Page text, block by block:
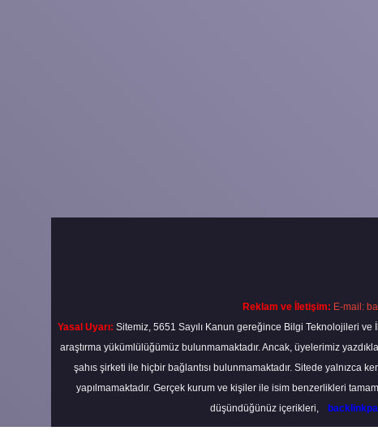
Reklam ve İletişim: E-mail:
Yasal Uyarı: Sitemiz, 5651 Sayılı Kanun gereğince Bilgi Teknolojileri
araştırma yükümlülüğümüz bulunmamaktadır. Ancak, üyelerimiz
şahıs şirketi ile hiçbir bağlantısı bulunmamaktadır. Sitede yalnızca
yapılmamaktadır. Gerçek kurum ve kişiler ile isim benzerlikleri
düşündüğünüz içerikleri,